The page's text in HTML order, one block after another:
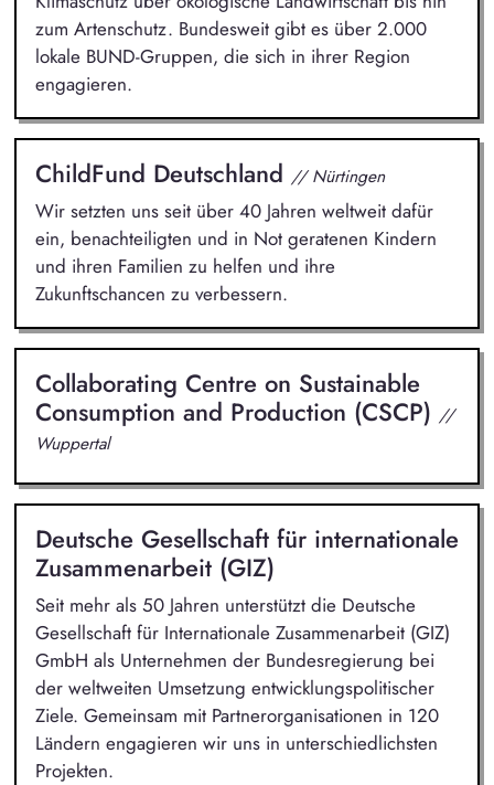
zum Artenschutz. Bundesweit gibt es über 2.000
lokale BUND-Gruppen, die sich in ihrer Region
engagieren.
ChildFund Deutschland // Nürtingen
Wir setzten uns seit über 40 Jahren weltweit dafür
ein, benachteiligten und in Not geratenen Kindern
und ihren Familien zu helfen und ihre
Zukunftschancen zu verbessern.
Collaborating Centre on Sustainable
Consumption and Production (CSCP) //
Wuppertal
Deutsche Gesellschaft für internationale
Zusammenarbeit (GIZ)
Seit mehr als 50 Jahren unterstützt die Deutsche
Gesellschaft für Internationale Zusammenarbeit (GIZ)
GmbH als Unternehmen der Bundesregierung bei
der weltweiten Umsetzung entwicklungspolitischer
Ziele. Gemeinsam mit Partnerorganisationen in 120
Ländern engagieren wir uns in unterschiedlichsten
Projekten.